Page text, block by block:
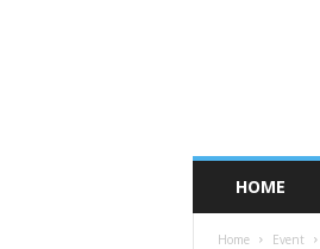
HOME
Home Event